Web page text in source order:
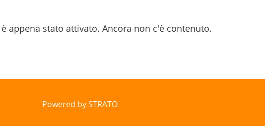
appena stato attivato. Ancora non c'è contenuto.
Powered by STRATO